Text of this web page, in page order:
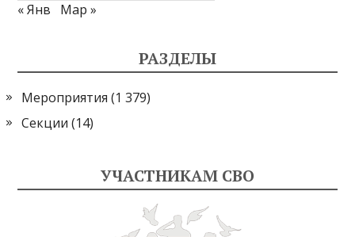
« Янв
Мар »
РАЗДЕЛЫ
Мероприятия (1 379)
Секции (14)
УЧАСТНИКАМ СВО